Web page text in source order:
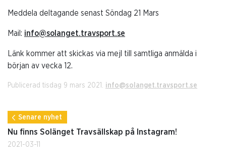
Meddela deltagande senast Söndag 21 Mars
Mail: info@solanget.travsport.se
Länk kommer att skickas via mejl till samtliga anmälda i
början av vecka 12.
Publicerad tisdag 9 mars 2021. info@solanget.travsport.se
Senare nyhet
Nu finns Solänget Travsällskap på Instagram!
2021-03-11